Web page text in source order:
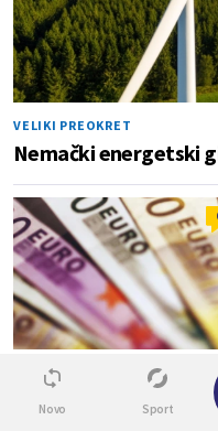
VELIKI PREOKRET
Nemački energetski
SVET
miliona evra Rumuniji
Novo Sport